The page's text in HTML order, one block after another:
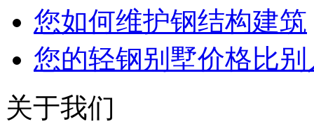
您如何维护钢结构建筑
您的轻钢别墅价格比
关于我们